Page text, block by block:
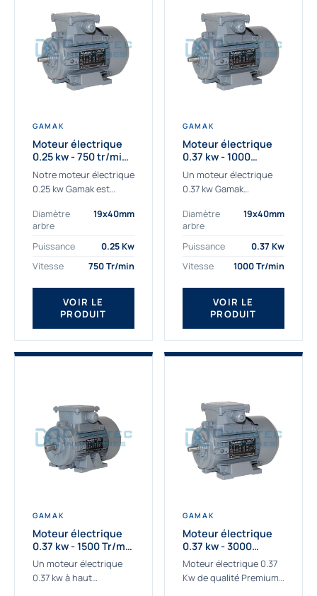
GAMAK
Moteur électrique
0.25 kw - 750 tr/min -
230/400V - IE3
Notre moteur électrique
0.25 kw Gamak est
aux applications
sévères. Nous
déterminons,
fournissons
des moteurs
asynchrones depuis de
nombreuses années....
Diamètre
arbre
19x40mm
Puissance
0.25 Kw
Vitesse
750 Tr/min
VOIR LE
PRODUIT
GAMAK
Moteur électrique
0.37 kw - 1000
Tr/min - 230/400V -
IE2
Un moteur électrique
0.37 kw Gamak
aux applications
industrielles.
Commander un moteur
Gamak c’est choisir un
produit de très haute
qualité....
Diamètre
arbre
19x40mm
Puissance
0.37 Kw
Vitesse
1000 Tr/min
VOIR LE
PRODUIT
GAMAK
Moteur électrique
0.37 kw - 1500 Tr/min
- 230/400V - IE2
Un moteur électrique
0.37 kw à haut
GAMAK
Moteur électrique
0.37 kw - 3000
Tr/min - 230/400V -
IE2
Moteur électrique 0.37
Kw de qualité Premium,